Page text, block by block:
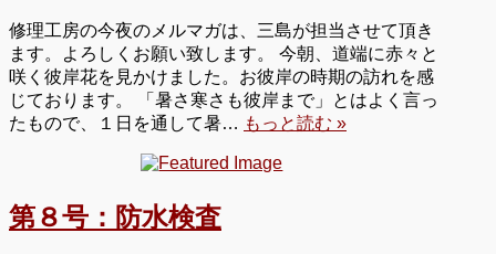
修理工房の今夜のメルマガは、三島が担当させて頂き
ます。よろしくお願い致します。 今朝、道端に赤々と
咲く彼岸花を見かけました。お彼岸の時期の訪れを感
じております。 「暑さ寒さも彼岸まで」とはよく言っ
たもので、１日を通して暑… もっと読む »
第８号：防水検査